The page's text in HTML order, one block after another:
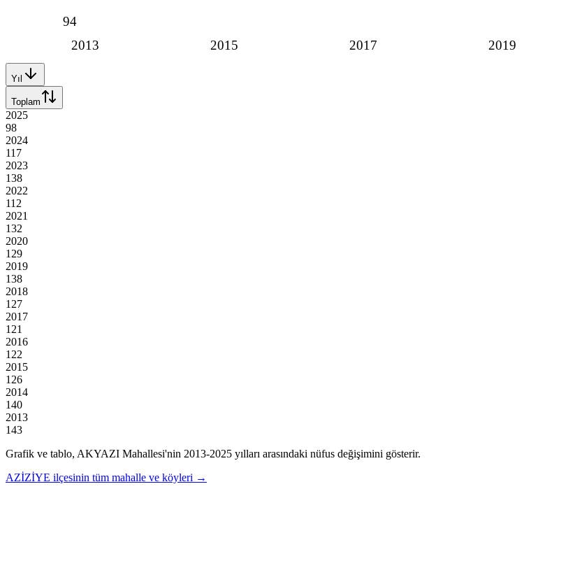
2013 2015 2017 2019
94
Yıl
Toplam
2025
98
2024
117
2023
138
2022
112
2021
132
2020
129
2019
138
2018
127
2017
121
2016
122
2015
126
2014
140
2013
143
Grafik ve tablo, AKYAZI Mahallesi'nin 2013-2025 yılları arasındaki nüfus değişimini gösterir.
AZİZİYE ilçesinin tüm mahalle ve köyleri →